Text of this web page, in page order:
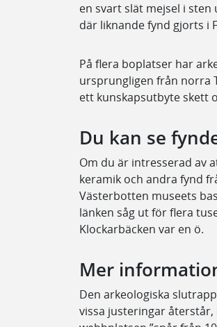
en svart slät mejsel i
där liknande fynd gjorts i
På flera boplatser har
ursprungligen från norra
ett kunskapsutbyte skett
Du kan se
Om du är intresserad av
keramik och andra fynd
Västerbotten museets
länken såg ut för flera
Klockarbäcken var en ö.
Mer
Den arkeologiska
vissa justeringar